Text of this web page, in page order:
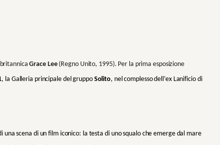
Grace Lee(Regno Unito, 1995). Per la prima esposizione
, la Galleria principale del gruppo Solito, nel complesso dell’ex Lanificio di
scena di un film iconico: la testa di uno squalo che emerge dal mare